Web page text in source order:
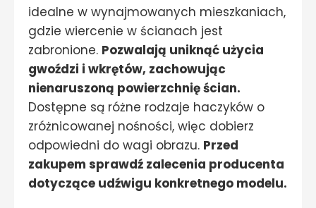
idealne w wynajmowanych mieszkaniach,
gdzie wiercenie w ścianach jest
zabronione. Pozwalają uniknąć użycia
gwoździ i wkrętów, zachowując
nienaruszoną powierzchnię ścian.
Dostępne są różne rodzaje haczyków o
zróżnicowanej nośności, więc dobierz
odpowiedni do wagi obrazu. Przed
zakupem sprawdź zalecenia producenta
dotyczące udźwigu konkretnego modelu.